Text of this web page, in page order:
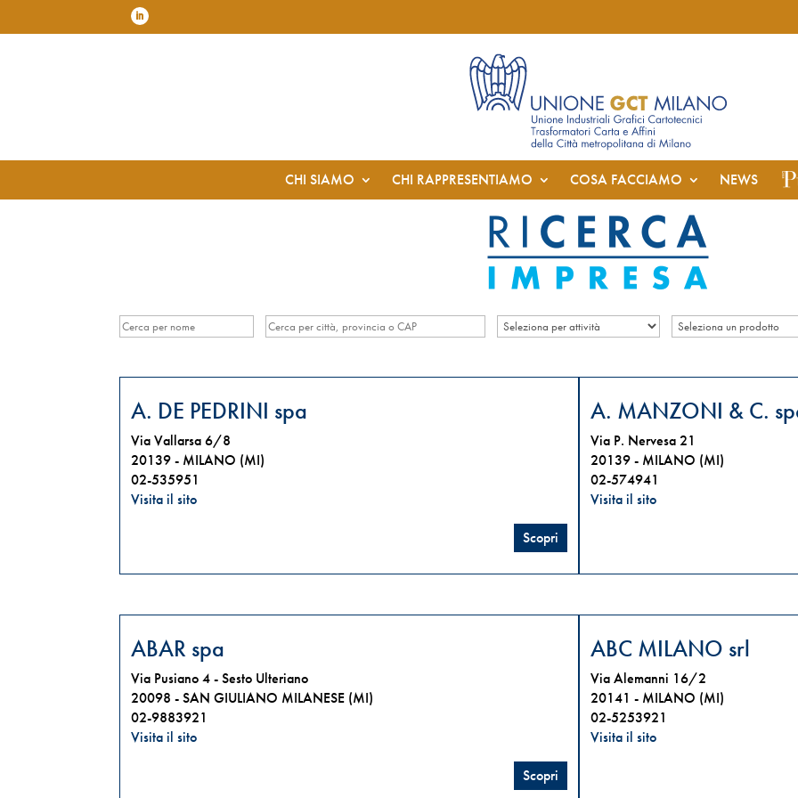
CHI SIAMO CHI RAPPRESENTIAMO COSA FACCIAMO NEWS
A. DE PEDRINI spa
Via Vallarsa 6/8
20139 - MILANO (MI)
02-535951
Visita il sito
Scopri
A. MANZONI & C.
Via P. Nervesa 21
20139 - MILANO (MI)
02-574941
Visita il sito
ABAR spa
Via Pusiano 4 - Sesto Ulteriano
20098 -SAN GIULIANO MILANESE (MI)
02-9883921
Visita il sito
Scopri
ABC MILANO srl
Via Alemanni 16/2
20141 - MILANO (MI)
02-5253921
Visita il sito